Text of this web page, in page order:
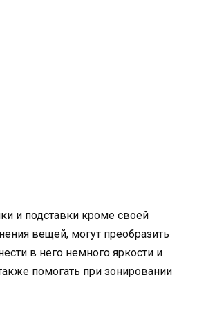
и подставки кроме своей
вещей, могут преобразить
в него немного яркости и
помогать при зонировании